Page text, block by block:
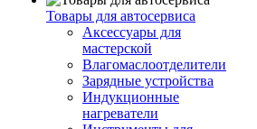
Товары для автосервиса
Аксессуары для
мастерской
Влагомаслоотделители
Зарядные устройства
Индукционные
нагреватели